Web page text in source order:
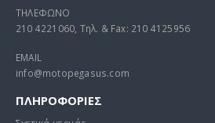
ΤΗΛΕΦΩΝΟ
210 4221060, Τηλ. & Fax: 210 4125956
EMAIL
info@motopegasus.com
ΠΛΗΡΟΦΟΡΙΕΣ